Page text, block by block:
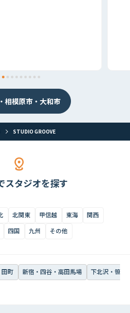
北関東 甲信越
四国 九州 その他
相模原市・大和市
STUDIO GROOVE
スタジオを探す
北関東 甲信越 東海
関西
四国 九州 その他
田町 新宿・四谷・高田馬場 下北沢・笹塚